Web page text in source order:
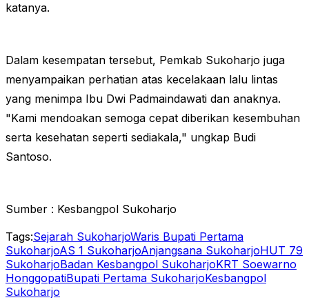
katanya.
Dalam kesempatan tersebut, Pemkab Sukoharjo juga
menyampaikan perhatian atas kecelakaan lalu lintas
yang menimpa Ibu Dwi Padmaindawati dan anaknya.
"Kami mendoakan semoga cepat diberikan kesembuhan
serta kesehatan seperti sediakala," ungkap Budi
Santoso.
Sumber : Kesbangpol Sukoharjo
Tags:Sejarah SukoharjoWaris Bupati Pertama
SukoharjoAS 1 SukoharjoAnjangsana SukoharjoHUT 79
SukoharjoBadan Kesbangpol SukoharjoKRT Soewarno
HonggopatiBupati Pertama SukoharjoKesbangpol
Sukoharjo